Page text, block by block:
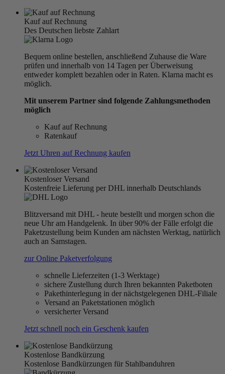
Kauf auf Rechnung
Des Deutschen liebste Zahlart
Bequem online bestellen, anschließend Zuhause die Ware
prüfen und innerhalb von 14 Tagen per Überweisung
entweder komplett bezahlen oder in Raten. Klarna macht es
möglich.
Mit unserem Partner sind folgende Zahlungsmethoden
möglich
Kauf auf Rechnung
Ratenkauf
Jetzt Uhren auf Rechnung kaufen
Kostenloser Versand
Kostenfreie Lieferung per DHL innerhalb Deutschlands
Blitzversand mit DHL - heute bestellt und morgen schon die
neue Uhr am Handgelenk. In über 90% der Fälle erfolgt die
Paketzustellung beim Kunden am nächsten Werktag, natürlich
auch an Samstagen.
zur Online Paketverfolgung
schnelle Lieferzeiten (1-3 Werktage)
sichere Zustellung durch Ihren bekannten Paketboten
Pakethinterlegung in der nächstgelegenen DHL-Filiale
Versand an Paketstationen möglich
versicherter Versand
Jetzt schnell noch ein Geschenk kaufen
Kostenlose Bandkürzung
Kostenlose Bandkürzungen für Stahlbanduhren